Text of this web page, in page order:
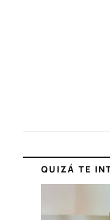
QUIZÁ TE